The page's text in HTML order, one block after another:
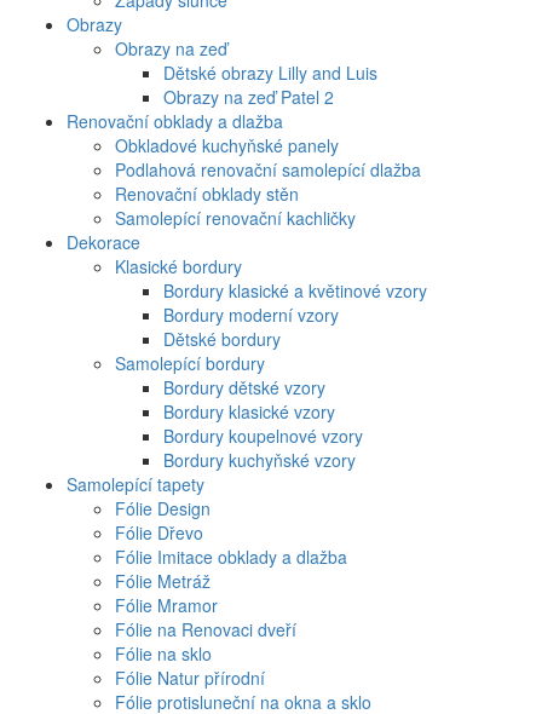
Obrazy
Obrazy na zeď
Dětské obrazy Lilly and Luis
Obrazy na zeď Patel 2
Renovační obklady a dlažba
Obkladové kuchyňské panely
Podlahová renovační samolepící dlažba
Renovační obklady stěn
Samolepící renovační kachličky
Dekorace
Klasické bordury
Bordury klasické a květinové vzory
Bordury moderní vzory
Dětské bordury
Samolepící bordury
Bordury dětské vzory
Bordury klasické vzory
Bordury koupelnové vzory
Bordury kuchyňské vzory
Samolepící tapety
Fólie Design
Fólie Dřevo
Fólie Imitace obklady a dlažba
Fólie Metráž
Fólie Mramor
Fólie na Renovaci dveří
Fólie na sklo
Fólie Natur přírodní
Fólie protisluneční na okna a sklo